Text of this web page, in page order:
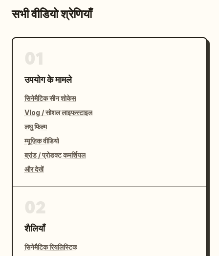
सभी वीडियो श्रेणियाँ
उपयोग के मामले
सिनेमैटिक सीन शोकेस
Vlog / सोशल लाइफस्टाइल
लघु फिल्म
म्यूज़िक वीडियो
ब्रांड / प्रोडक्ट कमर्शियल
और देखें
शैलियाँ
सिनेमैटिक रियलिस्टिक